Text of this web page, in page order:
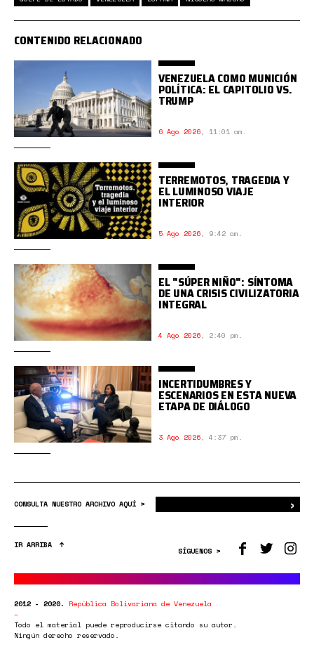
CONTENIDO RELACIONADO
VENEZUELA COMO MUNICIÓN
POLÍTICA: EL CAPITOLIO VS.
TRUMP
6 Ago 2026, 11:01 am.
TERREMOTOS, TRAGEDIA Y
EL LUMINOSO VIAJE
INTERIOR
5 Ago 2026, 9:42 am.
EL "SÚPER NIÑO": SÍNTOMA
DE UNA CRISIS CIVILIZATORIA
INTEGRAL
4 Ago 2026, 2:40 pm.
INCERTIDUMBRES Y
ESCENARIOS EN ESTA NUEVA
ETAPA DE DIÁLOGO
3 Ago 2026, 4:37 pm.
CONSULTA NUESTRO ARCHIVO AQUÍ > ›
IR ARRIBA
SÍGUENOS >
2012 - 2020. República Bolivariana de Venezuela
Todo el material puede reproducirse citando su autor.
Ningún derecho reservado.